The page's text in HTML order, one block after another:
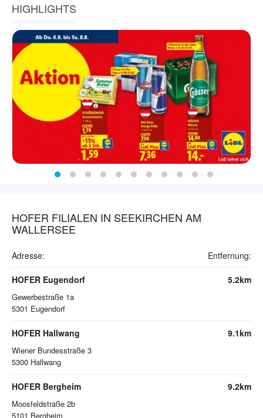
HIGHLIGHTS
HOFER FILIALEN IN SEEKIRCHEN AM
WALLERSEE
Adresse: Entfernung:
HOFER Eugendorf
Gewerbestraße 1a
5301 Eugendorf
5.2km
HOFER Hallwang
Wiener Bundesstraße 3
5300 Hallwang
9.1km
HOFER Bergheim
Moosfeldstraße 2b
5101 Bergheim
9.2km